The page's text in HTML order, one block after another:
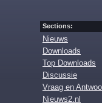
Sections:
Nieuws
Downloads
Top Downloads
Discussie
Vraag en
Nieuws2.nl